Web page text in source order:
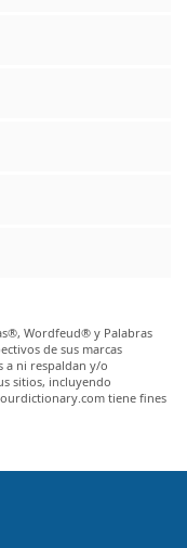
Wordfeud® y Palabras
de sus marcas
a ni respaldan y/o
sitios, incluyendo
tiene fines